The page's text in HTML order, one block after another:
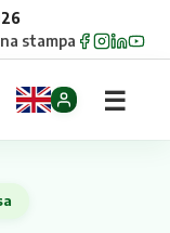
stampa
☰